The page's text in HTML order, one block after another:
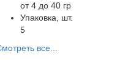
от 4 до 40 гр
Упаковка, шт.
5
все...